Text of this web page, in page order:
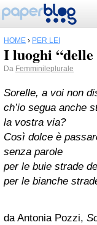
HOME › PER LEI
I luoghi “delle
Da Femminileplurale
Sorelle, a voi non
ch’io segua anche
la vostra via?
Così dolce è
senza parole
per le buie strade
per le bianche
da Antonia Pozzi,